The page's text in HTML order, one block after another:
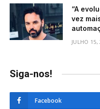
“A
vez
JULHO 15,
Siga-nos!
Facebook